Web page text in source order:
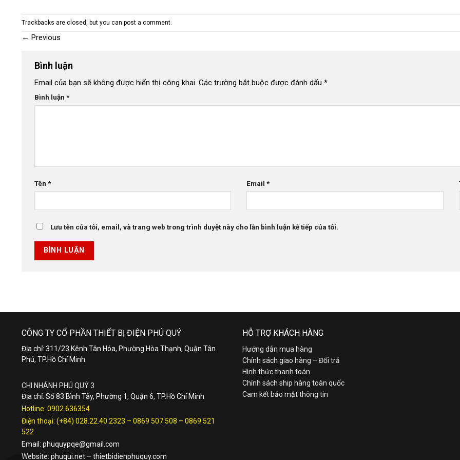
Trackbacks are closed, but you can post a comment
← Previous
Bình luận
Email của bạn sẽ không được hiển thị công khai. Các trường bắt buộc được đánh dấu *
Bình luận *
Tên * Email*
Lưu tên của tôi, email, và trang web trong trình duyệt này cho lần bình luận kế tiếp của tôi.
CÔNG TY CỔ PHẦN THIẾT BỊ ĐIỆN PHÚ QUÝ
Địa chỉ: 311/23 Kênh Tân Hóa, Phường Hòa Thạnh, Quận Tân
Phú, TP.Hồ Chí Minh
CHI NHÁNH PHÚ QUÝ 3
Địa chỉ: Số 83 Bình Tây, Phường 1, Quận 6, TP.Hồ Chí Minh
Hotline: 0902.636354
Điện thoại: (+84) 028.22.40.2323 – 0869 507 508 – 0869 521
522
Email: phuquypqe@gmail.com
Website: phuqui.net – thietbidienphuquy.com
HỖ TRỢ KHÁCH HÀNG
Hướng dẫn mua hàng
Chính sách giao hàng – Đổi trả
Hình thức thanh toán
Chính sách ship hàng toàn quốc
Cam kết bảo mật thông tin